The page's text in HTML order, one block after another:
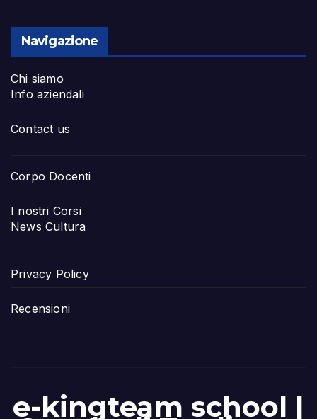
Navigazione
Chi siamo
Info aziendali
Contact us
Corpo Docenti
I nostri Corsi
News Cultura
Privacy Policy
Recensioni
e-kingteam school |